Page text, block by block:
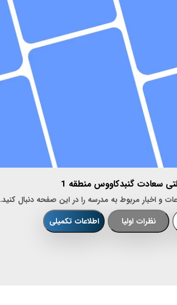
سعادت گنبدکاووس منطقه 1
و اخبار مربوط به مدرسه را در این صفحه دنبال کنید.
نظرات اولیا اطلاعات تکمیلی